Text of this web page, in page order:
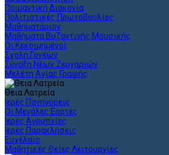
Ποιμαντική Διακονία
Πολιτιστικές Πρωτοβουλίες
Μαθηματάριον
Μαθήματα Βυζαντινής Μουσικής
Οι Κεκοιμημένοι
Σχολή Γονέων
Σύναξη Νέων Ζευγαριών
Μελέτη Αγίας Γραφής
Θεια Λατρεία
Ιερές Πανηγύρεις
Οι Μεγάλες Εορτές
Ιερές Αγρυπνίες
Ιερές Παρακλήσεις
Ευχέλαιο
Μαθητικές Θείες Λειτουργίες